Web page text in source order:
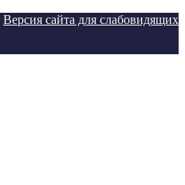
Версия сайта для слабовидящих